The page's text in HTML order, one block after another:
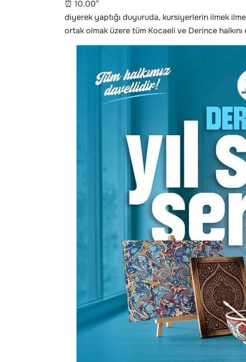
⏰ 10.00″
diyerek yaptığı duyuruda, kursiyerlerin ilmek
ortak olmak üzere tüm Kocaeli ve Derince